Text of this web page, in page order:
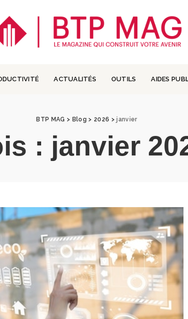
ACTUALITÉS OUTILS AIDES
BTP MAG > Blog > 2026 >janvier
: janvier